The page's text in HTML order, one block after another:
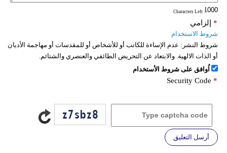
: Characters Left
إلزامي *
شروط الاستخدام
شروط النشر: عدم الإساءة للكاتب أو للأشخاص أو للمقدسات أو مهاجمة الأديان
أو الذات الالهية. والابتعاد عن التحريض الطائفي والعنصري والشتائم.
اُوافق على شروط الأستخدام
Security Code *
أرسل التعليق